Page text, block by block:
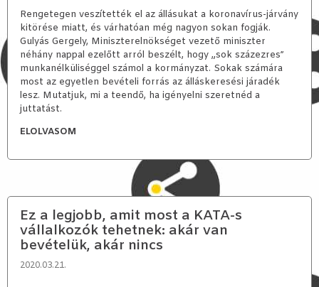
Rengetegen veszítették el az állásukat a koronavírus-járvány
kitörése miatt, és várhatóan még nagyon sokan fogják.
Gulyás Gergely, Miniszterelnökséget vezető miniszter
néhány nappal ezelőtt arról beszélt, hogy „sok százezres”
munkanélküliséggel számol a kormányzat. Sokak számára
most az egyetlen bevételi forrás az álláskeresési járadék
lesz. Mutatjuk, mi a teendő, ha igényelni szeretnéd a
juttatást.
ELOLVASOM
Ez a legjobb, amit most a KATA-s
vállalkozók tehetnek: akár van
bevételük, akár nincs
2020.03.21.